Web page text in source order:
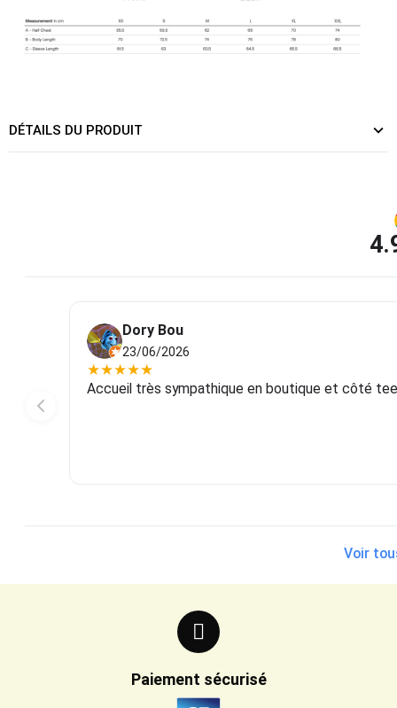
DÉTAILS DU PRODUIT
Dory Bou
23/06/2026
★★★★★
Accueil très sympathique en boutique et côté
Voir
Paiement sécurisé